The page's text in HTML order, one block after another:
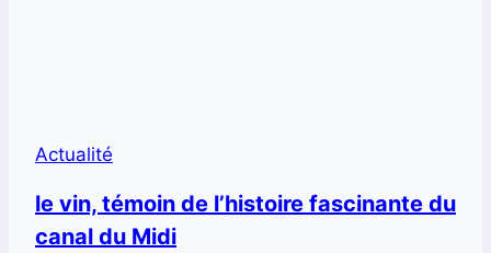
Actualité
le vin, témoin de l’histoire fascinante du
canal du Midi